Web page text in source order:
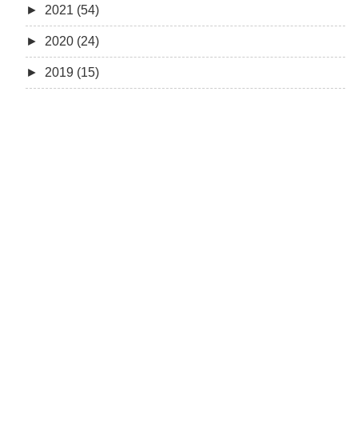
► 2021 (54)
► 2020 (24)
► 2019 (15)